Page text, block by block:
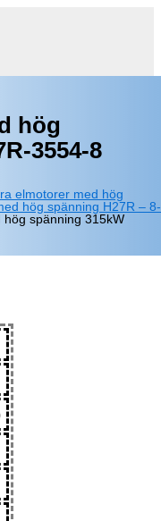
hög
3554-8
elmotorer med hög
hög spänning H27R – 8-
spänning 315kW